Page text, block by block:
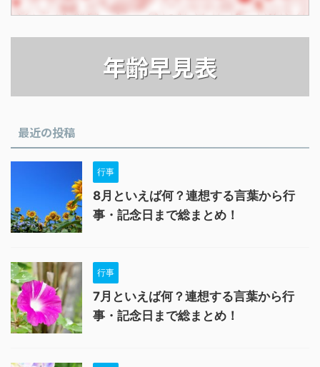
年齢早見表
最近の投稿
行事
8月といえば何？連想する言葉から行
事・記念日まで総まとめ！
行事
7月といえば何？連想する言葉から行
事・記念日まで総まとめ！